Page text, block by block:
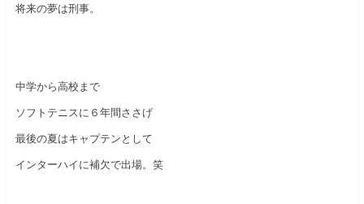
将来の夢は刑事。
中学から高校まで
ソフトテニスに６年間ささげ
最後の夏はキャプテンとして
インターハイに補欠で出場。笑